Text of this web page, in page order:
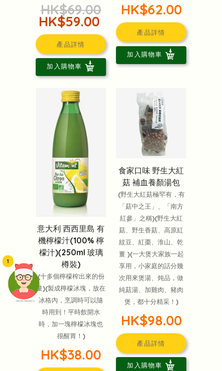
頭像生成器: 快樂家庭網上店
1
HK$69.00
HK$59.00
產品詳情
加入購物車
HK$62.00
產品詳情
加入購物車
意大利 西西里島 有
機檸檬汁(100% 檸
檬汁)(250ml 玻璃
樽裝)
(十多個檸檬榨出來的份
量)(製成檸檬冰塊，放在
冰格內，烹調時可以隨
時用到！平時飲開水
時，加一塊檸檬冰塊也
很醒胃！)
HK$38.00
食家口味 野生大紅
菇 補血養顏湯包
(野生大紅菇極罕有，有
「菇中之王」、「南方
紅參」之稱)(野生大紅
菇、野生香菇、高原紅
紋豆、紅棗、淮山、乾
薑 )(一大煲大家族一起
享用，小家庭的話分幾
次用來煲湯、炖品，做
純菇湯、加雞肉、豬肉
煲，都十分精采！)
HK$98.00
產品詳情
加入購物車